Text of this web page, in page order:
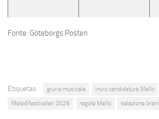
Fonte: Göteborgs Posten
Etiquetas: giuria musicale
invio candidatura Mello
Melodifestivalen 2026
regole Mello selezione brani